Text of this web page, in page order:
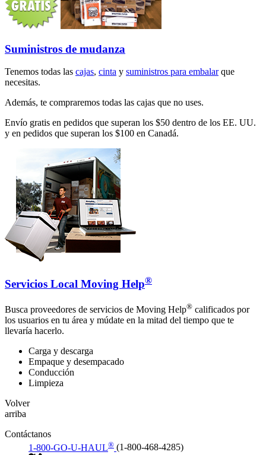
Suministros de mudanza
Tenemos todas las cajas, cinta y suministros para embalarque
necesitas.
Además, te compraremos todas las cajas que no uses.
Envío gratis en pedidos que superan los $50 dentro de los EE. UU.
y en pedidos que superan los $100 en Canadá.
Servicios Local Moving Help®
Busca proveedores de servicios de Moving Help® calificados por
los usuarios en tu área y múdate en la mitad del tiempo que te
llevaría hacerlo.
Carga y descarga
Empaque y desempacado
Conducción
Limpieza
Volver
arriba
Contáctanos
1-800-GO-U-HAUL® (1-800-468-4285)